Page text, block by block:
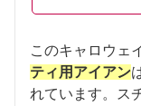
このキャロウェ
ティ用アイアン
れています。ス